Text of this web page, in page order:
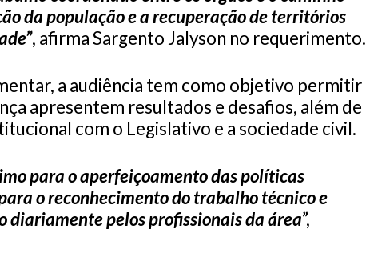
da população e a recuperação de territórios
, afirma Sargento Jalyson no requerimento.
a audiência tem como objetivo permitir
apresentem resultados e desafios, além de
com o Legislativo e a sociedade civil.
para o aperfeiçoamento das políticas
o reconhecimento do trabalho técnico e
diariamente pelos profissionais da área”,